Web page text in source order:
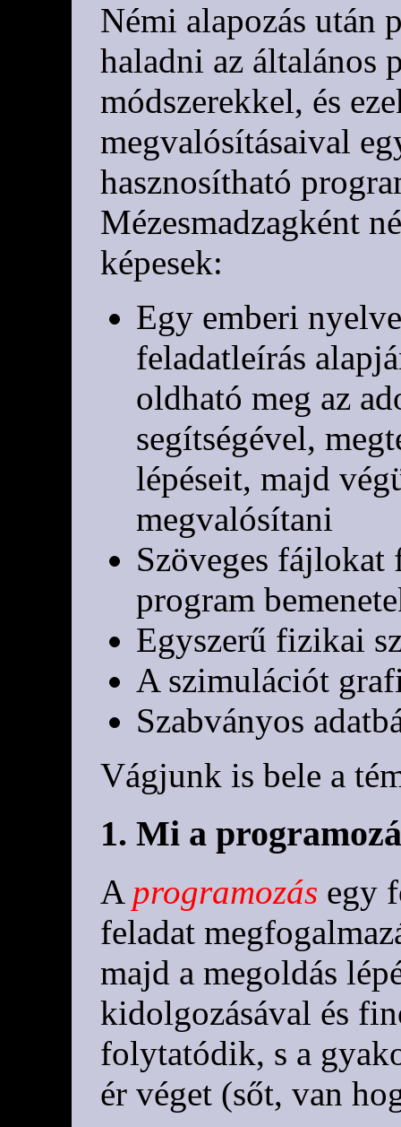
Némi alapozás után
haladni az általános
módszerekkel, és
megvalósításaival
hasznosítható
Mézesmadzagként
képesek:
Egy emberi
feladatleírás
oldható meg az
segítségével,
lépéseit, majd
megvalósítani
Szöveges
program
Egyszerű fizikai
A szimulációt
Szabványos
Vágjunk is bele a
1. Mi a
A programozás egy
feladat
majd a megoldás
kidolgozásával és
folytatódik, s a
ér véget (sőt, van